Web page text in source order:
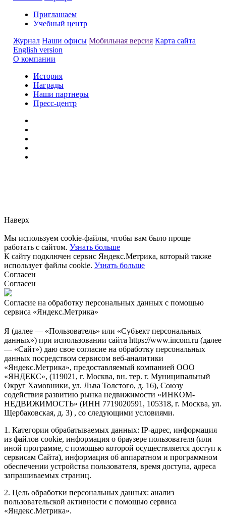
Приглашаем
Учебный центр
Журнал Наши офисы Мобильная версия Карта сайта
English version
О компании
История
Награды
Наши партнеры
Пресс-центр
Наверх
Мы используем cookie-файлы, чтобы вам было проще
работать с сайтом. Узнать больше
К сайту подключен сервис Яндекс.Метрика, который также
использует файлы cookie. Узнать больше
Согласен
Согласен
Согласие на обработку персональных данных с помощью
сервиса «Яндекс.Метрика»
Я (далее — «Пользователь» или «Субъект персональных
данных») при использовании сайта https://www.incom.ru (далее
— «Сайт») даю свое согласие на обработку персональных
данных посредством сервисом веб-аналитики
«Яндекс.Метрика», предоставляемый компанией ООО
«ЯНДЕКС», (119021, г. Москва, вн. тер. г. Муниципальный
Округ Хамовники, ул. Льва Толстого, д. 16), Союзу
содействия развитию рынка недвижимости «ИНКОМ-
НЕДВИЖИМОСТЬ» (ИНН 7719020591, 105318, г. Москва, ул.
Щербаковская, д. 3) , со следующими условиями.
1. Категории обрабатываемых данных: IP-адрес, информация
из файлов cookie, информация о браузере пользователя (или
иной программе, с помощью которой осуществляется доступ к
сервисам Сайта), информация об аппаратном и программном
обеспечении устройства пользователя, время доступа, адреса
запрашиваемых страниц.
2. Цель обработки персональных данных: анализ
пользовательской активности с помощью сервиса
«Яндекс.Метрика».